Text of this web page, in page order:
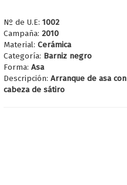
Nº de U.E:1002
Campaña:2010
Material:Cerámica
Categoría: Barniz negro
Forma:Asa
Descripción:Arranque de asa con
cabeza de sátiro